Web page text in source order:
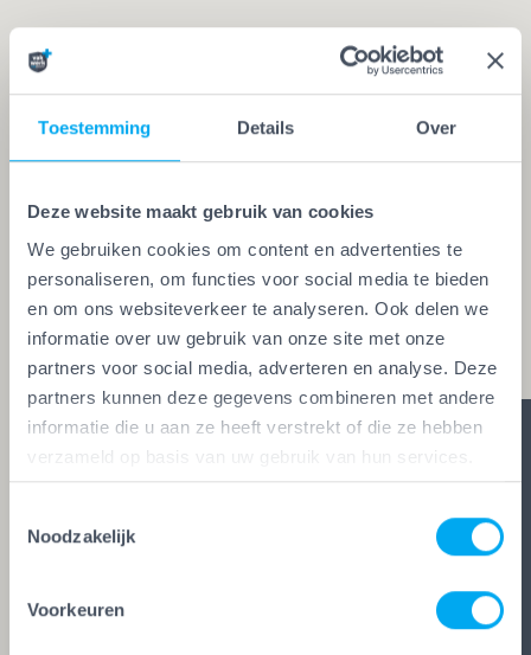
Toestemming Details Over
Deze website maakt gebruik van cookies
We gebruiken cookies om content en advertenties te
personaliseren, om functies voor social media te bieden
en om ons websiteverkeer te analyseren. Ook delen we
informatie over uw gebruik van onze site met onze
partners voor social media, adverteren en analyse. Deze
partners kunnen deze gegevens combineren met andere
informatie die u aan ze heeft verstrekt of die ze hebben
verzameld op basis van uw gebruik van hun services.
Noodzakelijk
Voorkeuren
Iemand die zegt dat hij het kan, is nog
geen vakman
Een echte vakman of -vrouw herken je aan de
Vakwerk Plusgarantie. Dit is hét
glaszetters en onderhoudsbedrijven. Alleen wie
aan de strengste kwaliteitseisen voldoet, mag het
keurmerk voeren. Zo ben je zeker van vakwerk,
duidelijke afspraken en zes glasheldere garanties.